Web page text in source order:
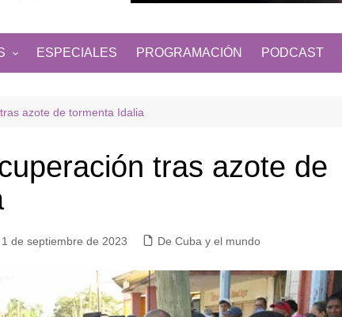
Y EL MUNDO
ESPECIALES PROGRAMACIÓN PODCAST
azote de tormenta Idalia
tras azote de
1 de septiembre de 2023 De Cuba y el mundo